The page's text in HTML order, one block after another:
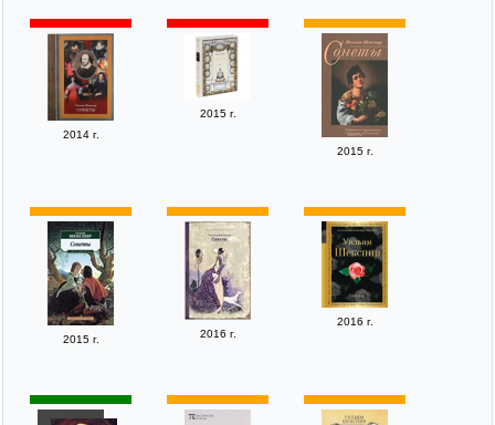
2014 г.
2015 г.
2015 г.
2015 г. 2016 г.
2016 г.